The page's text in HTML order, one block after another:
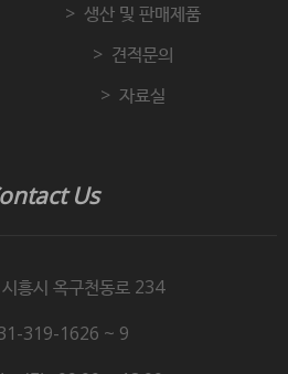
생산 및 판매제품
견적문의
자료실
Us
흥시 옥구천동로 234
319-1626 ~ 9